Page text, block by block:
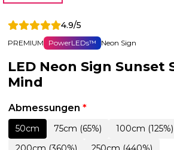
4.9/5
PREMIUM PowerLEDs™ Neon Sign
LED Neon Sign Sunset
Mind
Abmessungen *
50cm 75cm (65%) 100cm (125%)